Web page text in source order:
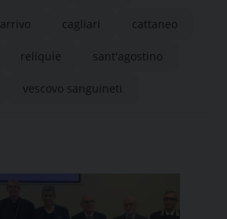
arrivo cagliari cattaneo
reliquie sant'agostino
vescovo sanguineti